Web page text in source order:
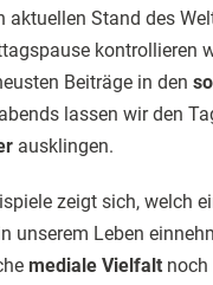
aktuellen Stand des
kontrollieren
Beiträge in den
lassen wir den
ausklingen.
zeigt sich, welch
unserem Leben
mediale Vielfalt noch